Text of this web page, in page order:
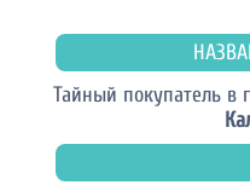
Тайный покупатель в